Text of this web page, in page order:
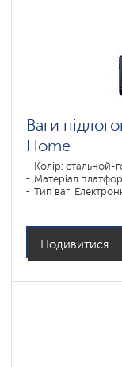
Ваги
Home
Колір: cтальной-
Матеріал
Тип ваг:
Подивитися